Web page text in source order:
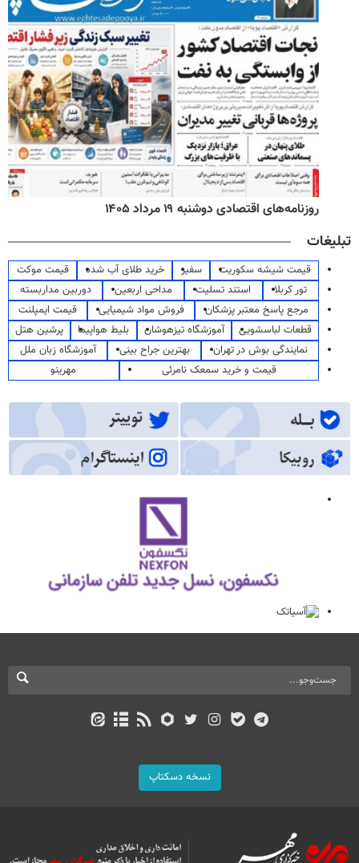
روزنامه‌های اقتصادی دوشنبه ۱۹ مرداد ۱۴۰۵
تبلیغات
قیمت شیشه سکوریت سفیر خرید طلای آب شده
قیمت موکت
تور کربلا
استند تسلیت مداحی اربعین
دوربین مداربسته
مرجع پاسخ معتبر پزشکان
فروش مواد شیمیایی
قیمت ایمپلنت
قطعات لباسشویی
آموزشگاه تیزهوشان بلیط هواپیما
پرشین هتل
نمایندگی بوش در تهران
بهترین جراح بینی
آموزشگاه زبان ملل
قیمت و خرید سمعک نامرئی
مهرینو
نسخه دسکتاپ